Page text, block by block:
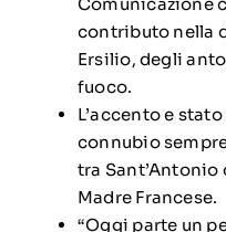
contributo nella
Ersilio, degli
fuoco.
L’accento e
connubio
tra Sant’Antonio
Madre Francese.
“Oggi parte un